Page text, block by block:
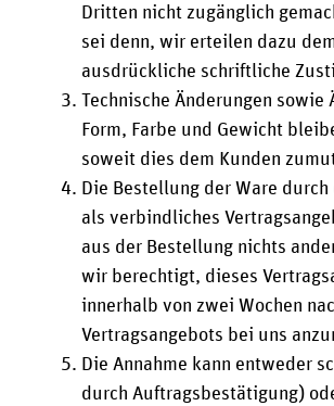
Dritten nicht zugänglich
sei denn, wir erteilen dazu
ausdrückliche schriftliche
Technische Änderungen sowie
Form, Farbe und Gewicht
soweit dies dem Kunden
Die Bestellung der Ware
als verbindliches
aus der Bestellung nichts
wir berechtigt, dieses
innerhalb von zwei Wochen
Vertragsangebots bei uns
Die Annahme kann entweder
durch Auftragsbestätigung)